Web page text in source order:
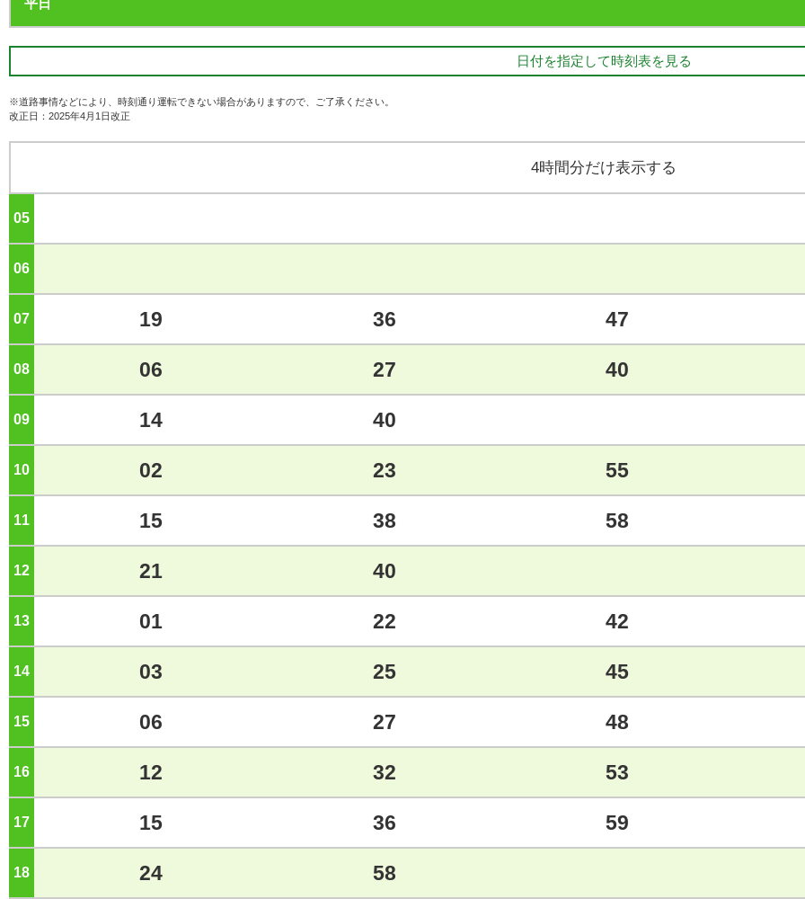
日付を指定して時刻表を見る
※道路事情などにより、時刻通り運転できない場合がありますので、ご了承ください。
改正日：2025年4月1日改正
4時間分だけ表示する
05
06
07 19 36 47
08 06 27 40
09 14 40
10 02 23 55
11 15 38 58
12 21 40
13 01 22 42
14 03 25 45
15 06 27 48
16 12 32 53
17 15 36 59
18 24 58